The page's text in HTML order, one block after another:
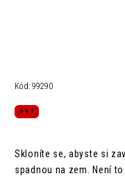
Kód: 99290
3 + 1
Skloníte se, abyste si
spadnou na zem. Není